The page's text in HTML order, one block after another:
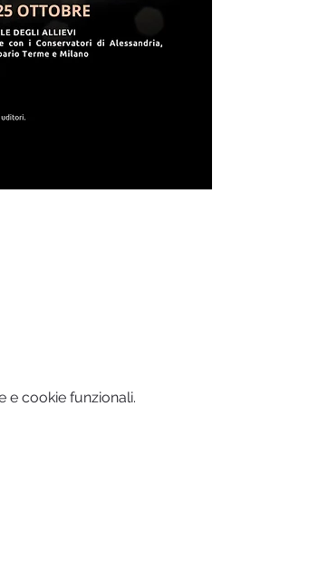
e cookie funzionali.